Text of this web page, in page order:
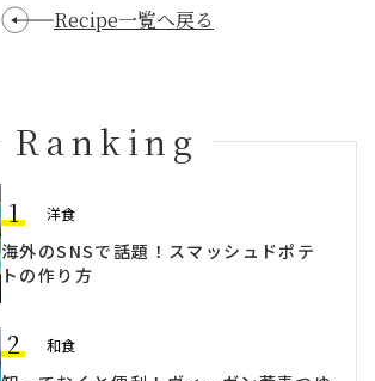
Ranking
1 洋食
海外のSNSで話題！スマッシュドポテ
トの作り方
2 和食
Recipe一覧へ戻る